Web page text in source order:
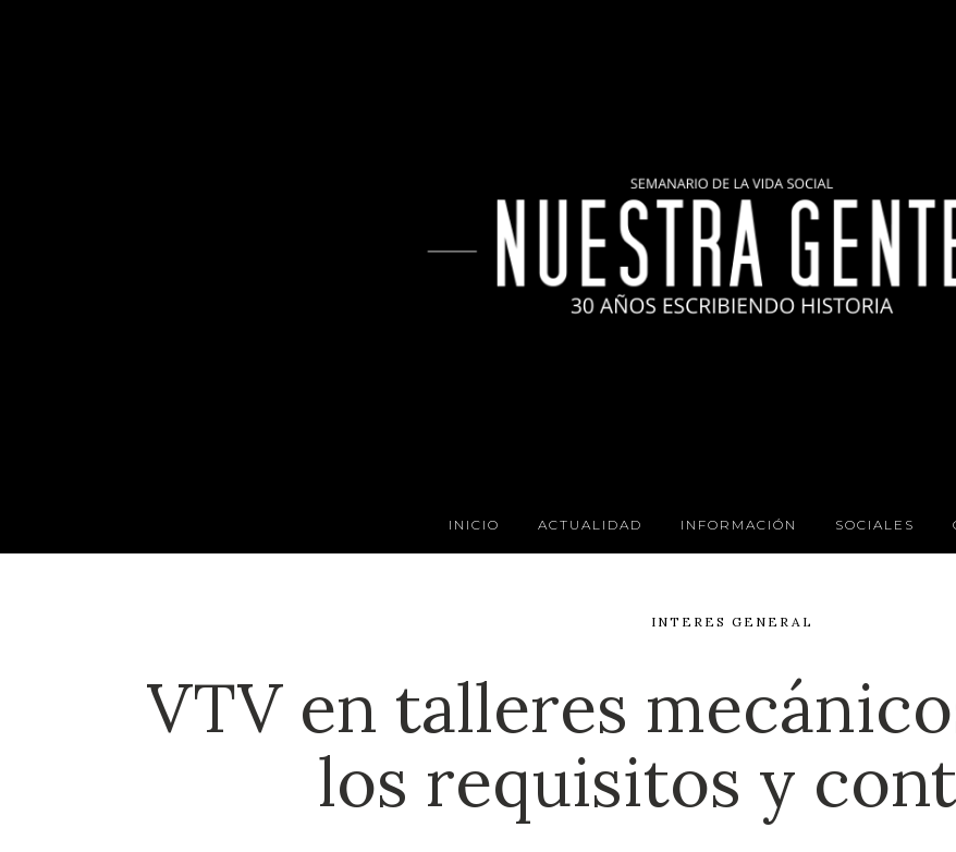
INICIO ACTUALIDAD INFORMACIÓN SOCIALES
INTERES GENERAL
VTV en talleres
los requisitos y